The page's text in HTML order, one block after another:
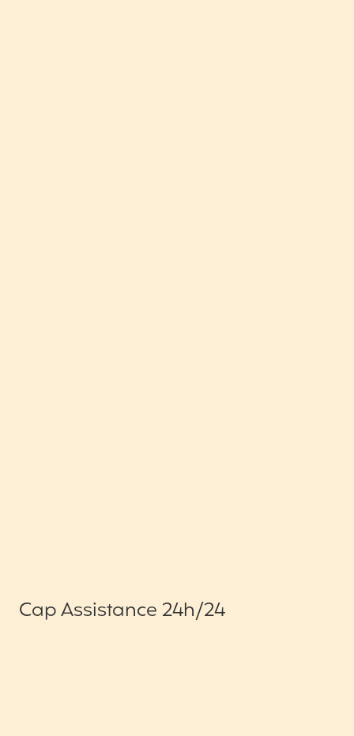
Cap Assistance 24h/24